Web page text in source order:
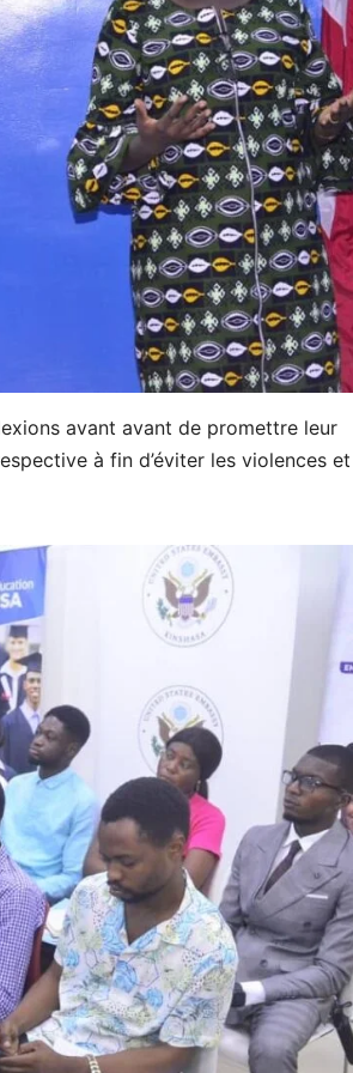
avant avant de promettre leur
à fin d’éviter les violences